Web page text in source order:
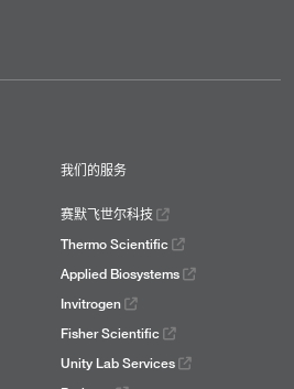
我们的服务
赛默飞世尔科技
Thermo Scientific
Applied Biosystems
Invitrogen
Fisher Scientific
Unity Lab Services